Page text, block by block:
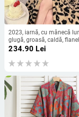
2023, iarnă, cu mânecă
glugă, groasă, caldă,
halate de baie, leopard,
234.90 Lei